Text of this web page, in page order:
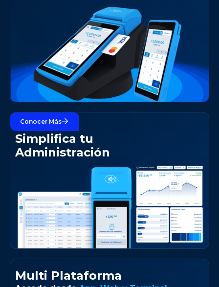
Multi Plataforma
+ Gestión
Simplifica tu
Administración
Conocer Más